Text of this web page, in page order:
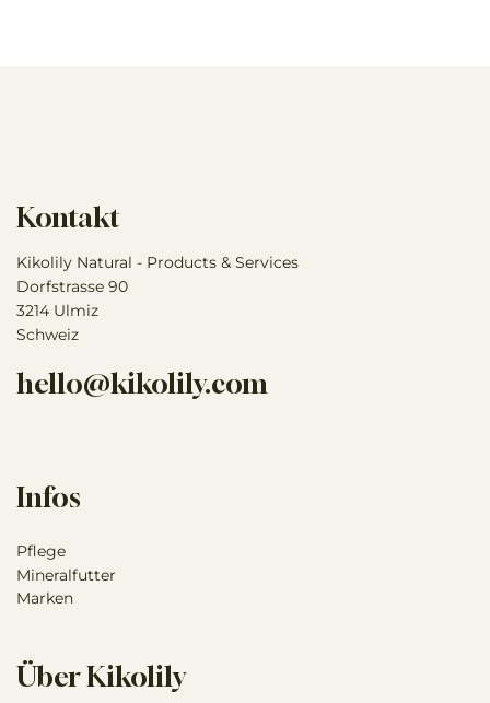
Kontakt
Kikolily Natural - Products & Services
Dorfstrasse 90
3214 Ulmiz
Schweiz
hello@kikolily.com
Infos
Pflege
Mineralfutter
Marken
Über Kikolily